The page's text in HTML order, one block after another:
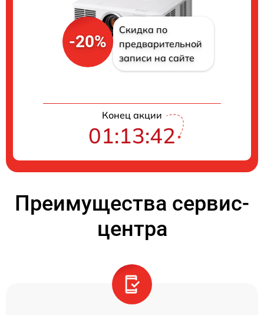
-20%
Скидка по
предварительной
записи на сайте
Конец акции
01:13:41
Преимущества сервис-
центра